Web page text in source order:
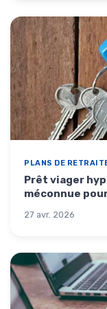
PLANS DE
Prêt viager
méconnue
27 avr. 2026